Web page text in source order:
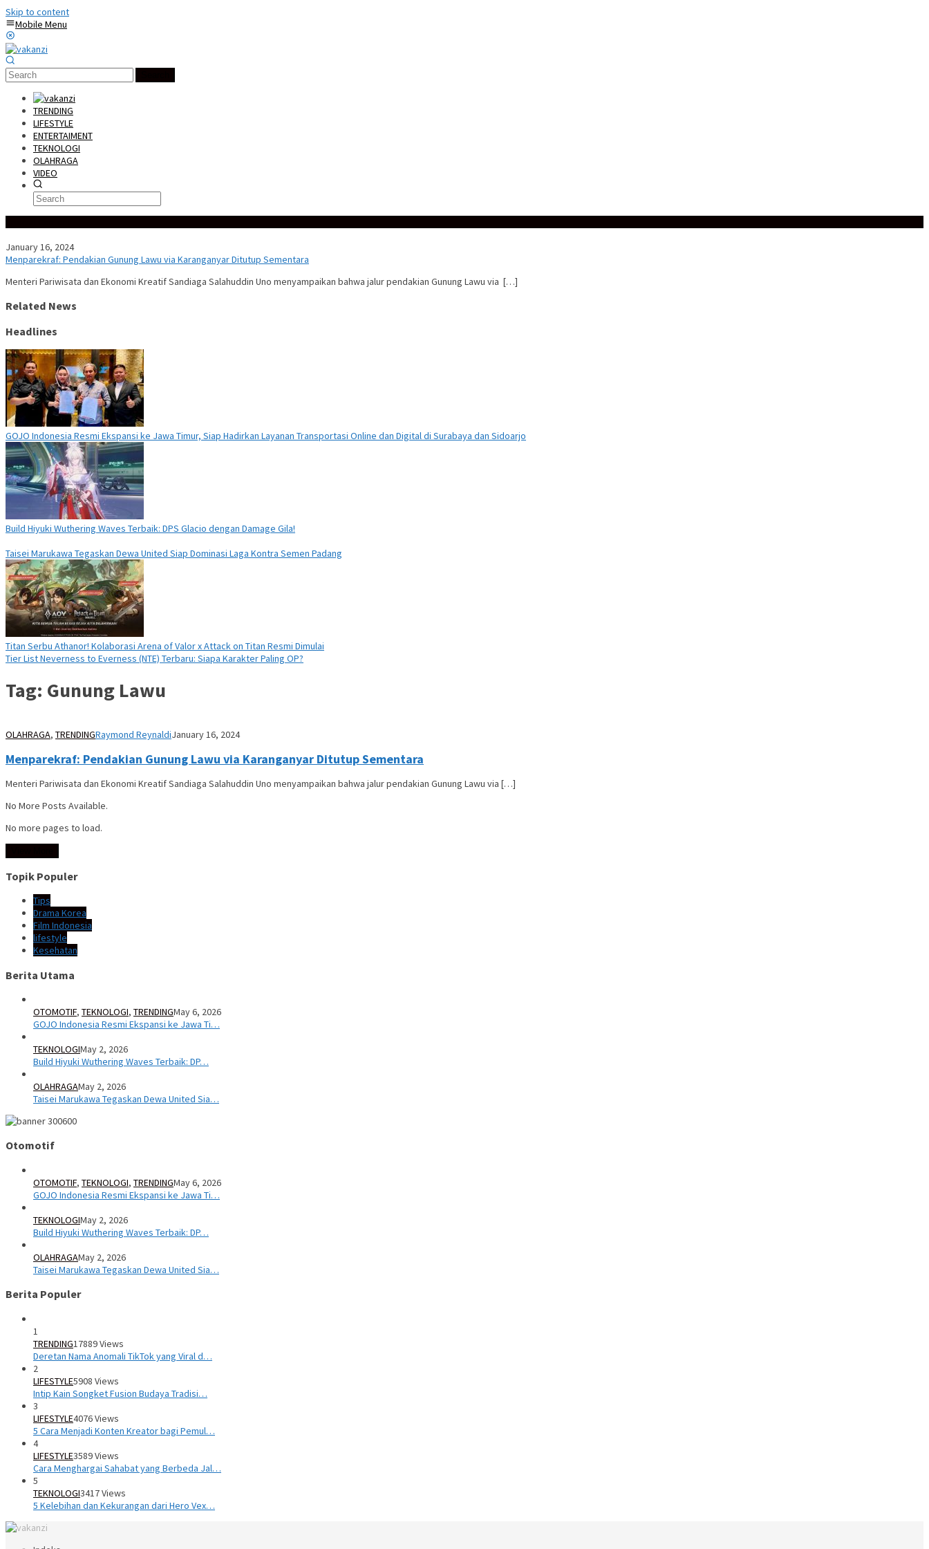
Skip to content
Mobile Menu
TRENDING
LIFESTYLE
ENTERTAIMENT
TEKNOLOGI
OLAHRAGA
VIDEO
January 16, 2024
Menparekraf: Pendakian Gunung Lawu via Karanganyar Ditutup Sementara
Menteri Pariwisata dan Ekonomi Kreatif Sandiaga Salahuddin Uno menyampaikan bahwa jalur pendakian Gunung Lawu via […]
Related News
Headlines
GOJO Indonesia Resmi Ekspansi ke Jawa Timur, Siap Hadirkan Layanan Transportasi Online dan Digital di Surabaya dan Sidoarjo
Build Hiyuki Wuthering Waves Terbaik: DPS Glacio dengan Damage Gila!
Taisei Marukawa Tegaskan Dewa United Siap Dominasi Laga Kontra Semen Padang
Titan Serbu Athanor! Kolaborasi Arena of Valor x Attack on Titan Resmi Dimulai
Tier List Neverness to Everness (NTE) Terbaru: Siapa Karakter Paling OP?
Tag: Gunung Lawu
OLAHRAGA, TRENDINGRaymond ReynaldiJanuary 16, 2024
Menparekraf: Pendakian Gunung Lawu via Karanganyar Ditutup Sementara
Menteri Pariwisata dan Ekonomi Kreatif Sandiaga Salahuddin Uno menyampaikan bahwa jalur pendakian Gunung Lawu via […]
No More Posts Available.
No more pages to load.
Topik Populer
Tips
Drama Korea
Film Indonesia
lifestyle
Kesehatan
Berita Utama
OTOMOTIF, TEKNOLOGI, TRENDINGMay 6, 2026
GOJO Indonesia Resmi Ekspansi ke Jawa Ti…
TEKNOLOGIMay 2, 2026
Build Hiyuki Wuthering Waves Terbaik: DP…
OLAHRAGAMay 2, 2026
Taisei Marukawa Tegaskan Dewa United Sia…
Otomotif
OTOMOTIF, TEKNOLOGI, TRENDINGMay 6, 2026
GOJO Indonesia Resmi Ekspansi ke Jawa Ti…
TEKNOLOGIMay 2, 2026
Build Hiyuki Wuthering Waves Terbaik: DP…
OLAHRAGAMay 2, 2026
Taisei Marukawa Tegaskan Dewa United Sia…
Berita Populer
1
TRENDING17889 Views
Deretan Nama Anomali TikTok yang Viral d…
2
LIFESTYLE5908 Views
Intip Kain Songket Fusion Budaya Tradisi…
3
LIFESTYLE4076 Views
5 Cara Menjadi Konten Kreator bagi Pemul…
4
LIFESTYLE3589 Views
Cara Menghargai Sahabat yang Berbeda Jal…
5
TEKNOLOGI3417 Views
5 Kelebihan dan Kekurangan dari Hero Vex…